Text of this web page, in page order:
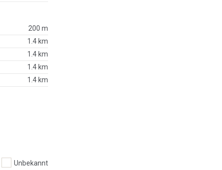
200 m
1.4 km
1.4 km
1.4 km
1.4 km
Unbekannt